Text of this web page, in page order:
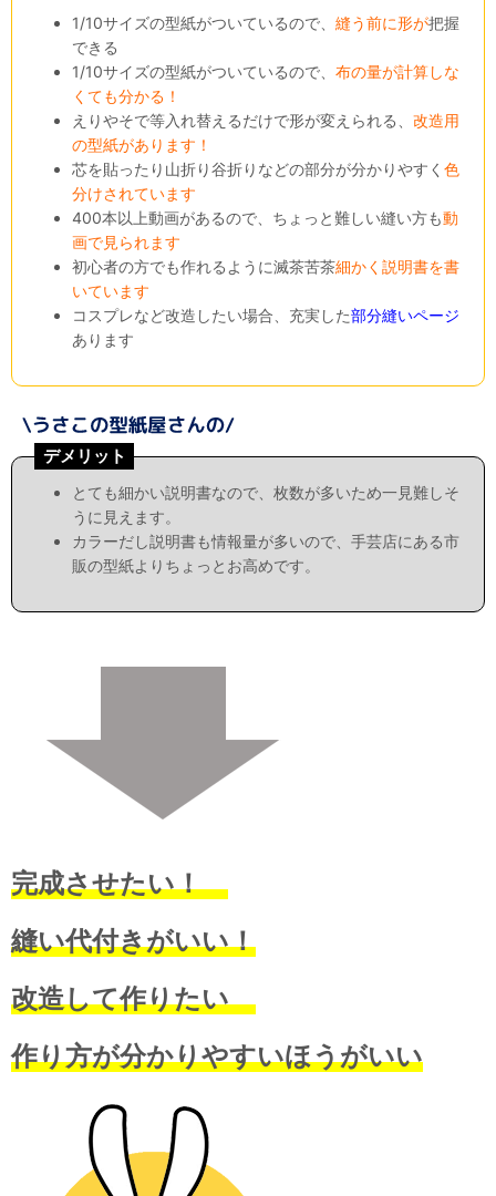
1/10サイズの型紙がついているので、縫う前に形が把握
できる
1/10サイズの型紙がついているので、布の量が計算しな
くても分かる！
えりやそで等入れ替えるだけで形が変えられる、改造用
の型紙があります！
芯を貼ったり山折り谷折りなどの部分が分かりやすく色
分けされています
400本以上動画があるので、ちょっと難しい縫い方も動
画で見られます
初心者の方でも作れるように滅茶苦茶細かく説明書を書
いています
コスプレなど改造したい場合、充実した部分縫いページ
あります
デメリット
とても細かい説明書なので、枚数が多いため一見難しそ
うに見えます。
カラーだし説明書も情報量が多いので、手芸店にある市
販の型紙よりちょっとお高めです。
完成させたい！
縫い代付きがいい！
改造して作りたい
作り方が分かりやすいほうがいい